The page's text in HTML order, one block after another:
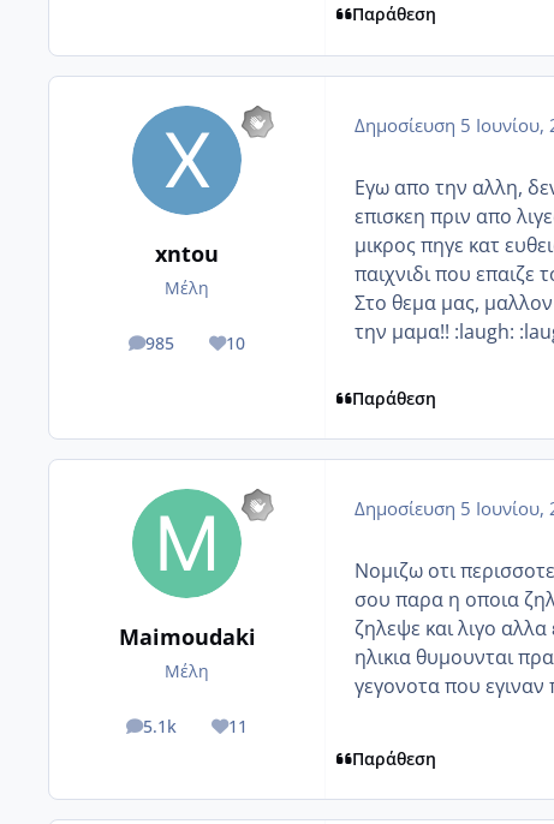
Παράθεση
xntou
Μέλη
985
posts 10
Reputation
Δημοσίευση 5 Ιουνίου,
Εγω απο την αλλη,
επισκεη πριν απο
μικρος πηγε κατ
παιχνιδι που επαιζε
Στο θεμα μας,
την μαμα!! :laugh:
Παράθεση
Maimoudaki
Μέλη
5.1k
posts 11
Reputation
Δημοσίευση 5 Ιουνίου,
Νομιζω οτι
σου παρα η οποια
ζηλεψε και λιγο
ηλικια θυμουνται
γεγονοτα που
Παράθεση